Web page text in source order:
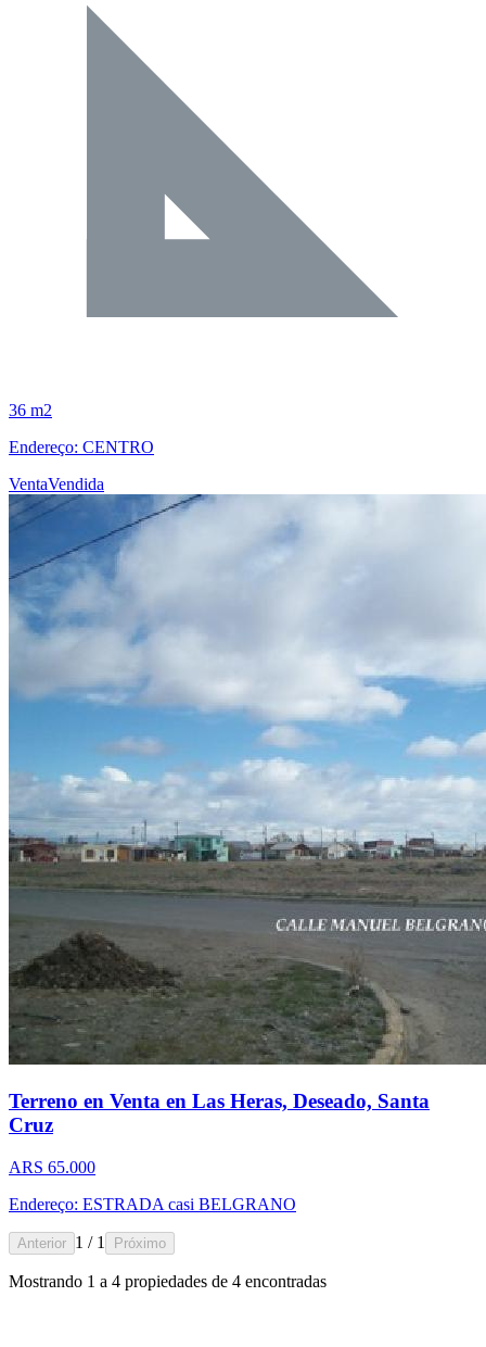
36 m2
Endereço: CENTRO
VentaVendida
Terreno en Venta en Las Heras, Deseado, Santa
Cruz
ARS 65.000
Endereço: ESTRADA casi BELGRANO
Anterior 1 / 1 Próximo
Mostrando 1 a 4 propiedades de 4 encontradas